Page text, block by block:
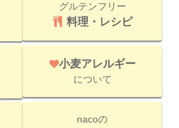
グルテンフリー
料理・レシピ
小麦アレルギー
について
nacoの